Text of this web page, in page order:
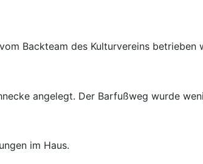
Backteam des Kulturvereins betrieben
angelegt. Der Barfußweg wurde
im Haus.